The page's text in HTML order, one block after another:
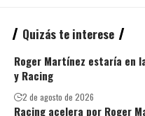
Quizás te interese
Roger Martínez estaría en
y Racing
2 de agosto de 2026
Racing acelera por Roger